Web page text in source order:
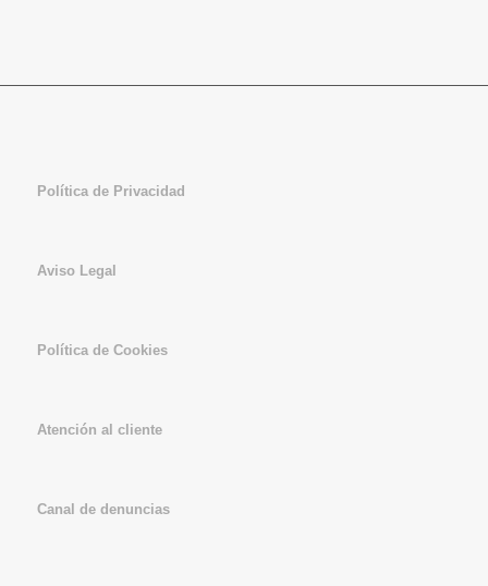
Política de Privacidad
Aviso Legal
Política de Cookies
Atención al cliente
Canal de denuncias